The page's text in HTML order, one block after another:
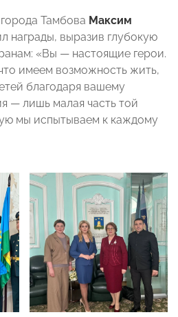
Тамбова Максим
награды, выразив глубокую
«Вы — настоящие герои.
имеем возможность жить,
благодаря вашему
— лишь малая часть той
мы испытываем к каждому